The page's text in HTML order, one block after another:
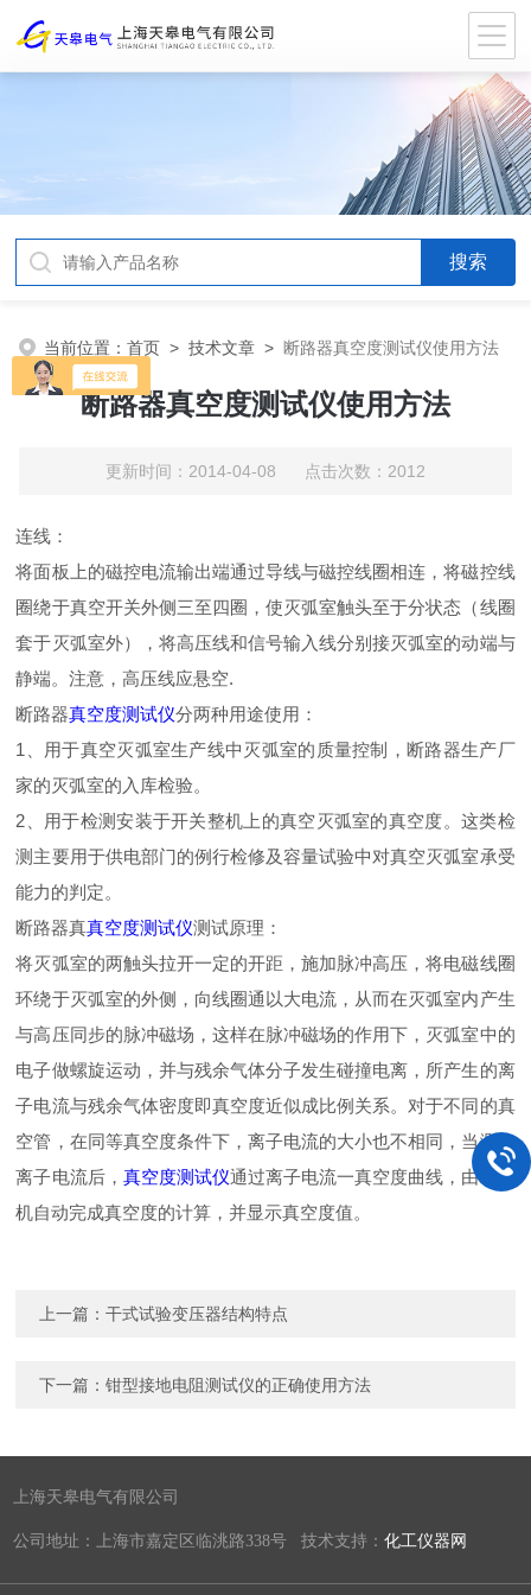
当前位置：首页 >技术文章 > 断路器真空度测试仪使用方法
断路器真空度测试仪使用方法
更新时间：2014-04-08 点击次数：2012
连线：
将面板上的磁控电流输出端通过导线与磁控线圈相连，将磁控线
圈绕于真空开关外侧三至四圈，使灭弧室触头至于分状态（线圈
套于灭弧室外），将高压线和信号输入线分别接灭弧室的动端与
静端。注意，高压线应悬空.
断路器真空度测试仪分两种用途使用：
1、用于真空灭弧室生产线中灭弧室的质量控制，断路器生产厂
家的灭弧室的入库检验。
2、用于检测安装于开关整机上的真空灭弧室的真空度。这类检
测主要用于供电部门的例行检修及容量试验中对真空灭弧室承受
能力的判定。
断路器真真空度测试仪测试原理：
将灭弧室的两触头拉开一定的开距，施加脉冲高压，将电磁线圈
环绕于灭弧室的外侧，向线圈通以大电流，从而在灭弧室内产生
与高压同步的脉冲磁场，这样在脉冲磁场的作用下，灭弧室中的
电子做螺旋运动，并与残余气体分子发生碰撞电离，所产生的离
子电流与残余气体密度即真空度近似成比例关系。对于不同的真
空管，在同等真空度条件下，离子电流的大小也不相同，当测知
离子电流后， 真空度测试仪通过离子电流一真空度曲线，由计算
机自动完成真空度的计算，并显示真空度值。
上一篇：干式试验变压器结构特点
下一篇：钳型接地电阻测试仪的正确使用方法
上海天皋电气有限公司
公司地址：上海市嘉定区临洮路338号 技术支持：化工仪器网